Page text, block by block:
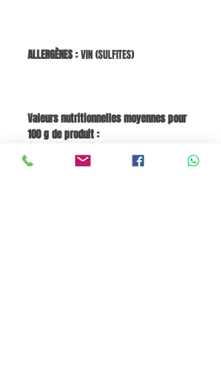
ALLERGÈNES :VIN (SULFITES)
Valeurs nutritionnelles moyennes pour
100 g de produit :
Matières grasses : 29,3 g